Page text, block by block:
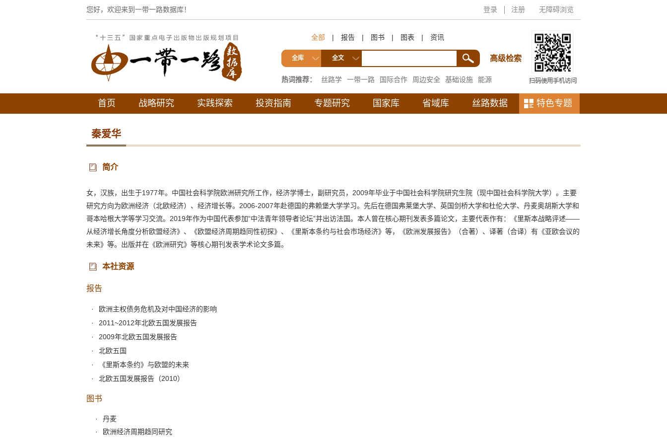
登录 注册 无障碍浏览
您好，欢迎来到一带一路数据库！
全部 | 报告 | 图书 | 图表 | 资讯
全库 全文 高级检索
热词推荐： 丝路学 一带一路 国际合作 周边安全 基础设施
能源
互联互通
首页 战略研究 实践探索 投资指南 专题研究 国家库 省域库 丝路数据 特色专题
秦爱华
简介
女，汉族，出生于1977年。中国社会科学院欧洲研究所工作，经济学博士，副研究员，2009年毕业于中国社会科学院研究生院（现中国社会科学院大学）。主要
研究方向为欧洲经济（北欧经济）、经济增长等。2006-2007年赴德国的弗赖堡大学学习。先后在德国弗莱堡大学、英国剑桥大学和杜伦大学、丹麦奥胡斯大学和
哥本哈根大学等学习交流。2019年作为中国代表参加“中法青年领导者论坛”并出访法国。本人曾在核心期刊发表多篇论文，主要代表作有：《里斯本战略评述——
从经济增长角度分析欧盟经济》、《欧盟经济周期趋同性初探》、《里斯本条约与社会市场经济》等，《欧洲发展报告》（合著）、译著（合译）有《亚欧会议的
未来》等。出版并在《欧洲研究》等核心期刊发表学术论文多篇。
本社资源
报告
欧洲主权债务危机及对中国经济的影响
2011~2012年北欧五国发展报告
2009年北欧五国发展报告
北欧五国
《里斯本条约》与欧盟的未来
北欧五国发展报告（2010）
图书
丹麦
欧洲经济周期趋同研究